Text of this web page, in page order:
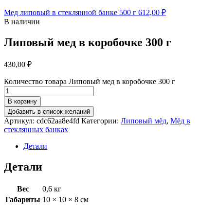
Мед липовый в стеклянной банке 500 г 612,00 ₽
В наличии
Липовый мед в коробочке 300 г
430,00 ₽
Количество товара Липовый мед в коробочке 300 г
В корзину
Добавить в список желаний
Артикул: cdc62aa8e4fd Категории: Липовый мёд, Мёд в
стеклянных банках
Детали
Детали
Вес
0,6 кг
Габариты 10 × 10 × 8 см